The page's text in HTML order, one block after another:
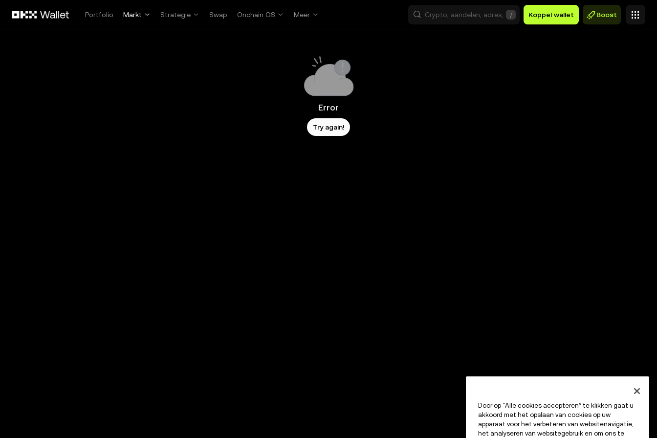
Portfolio
Markt Strategie Swap Onchain OS Meer / Koppel wallet Boost
Error
Try again!
Door op “Alle cookies accepteren” te klikken gaat u
akkoord met het opslaan van cookies op uw
apparaat voor het verbeteren van websitenavigatie,
het analyseren van websitegebruik en om ons te